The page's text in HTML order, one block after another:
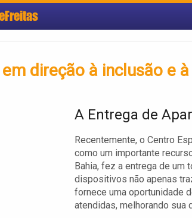
direção à inclusão e
A Entrega de
Recentemente, o Centro
como um importante
Bahia, fez a entrega de
dispositivos não apenas
fornece uma oportunidade
atendidas, melhorando sua